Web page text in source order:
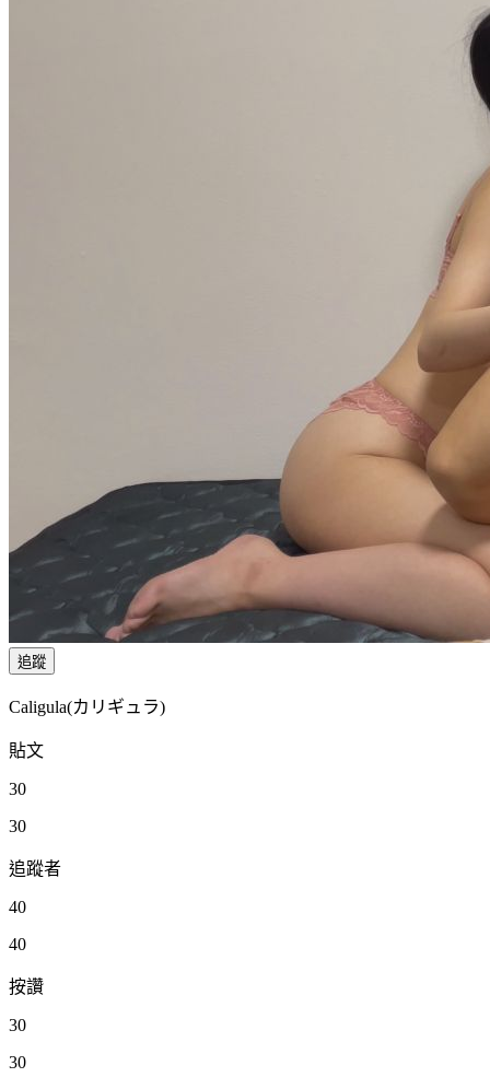
追蹤
Caligula(カリギュラ)
貼文
30
30
追蹤者
40
40
按讚
30
30